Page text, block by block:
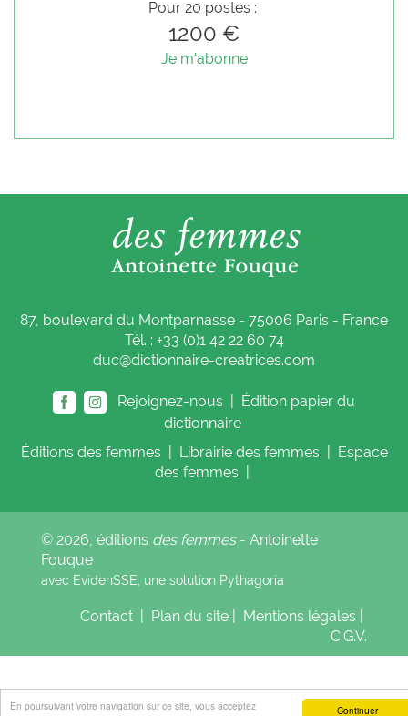
Continuer
En poursuivant votre navigation sur ce site, vous acceptez
Pour 20 postes :
1200 €
Je m'abonne
87, boulevard du Montparnasse - 75006 Paris - France
Tél. : +33 (0)1 42 22 60 74
duc@dictionnaire-creatrices.com
Rejoignez-nous |
Édition papier du
dictionnaire
Éditions des femmes Librairie des femmes
Espace
des femmes
© 2026, éditions des femmes- Antoinette
Fouque
avec EvidenSSE, une solution Pythagoria
Contact Plan du site Mentions légales
C.G.V.